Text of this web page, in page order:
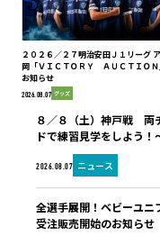
２０２６／２７明治安田Ｊ１リーグ
岡「ＶＩＣＴＯＲＹ ＡＵＣＴＩＯ
お知らせ
2026.08.07 グッズ
2026.08.07 ニュース
８／８（土）神戸戦 両
ドで練習見学をしよう！
全選手展開！ベビーユニ
受注販売開始のお知らせ